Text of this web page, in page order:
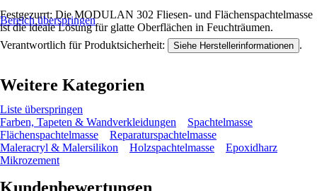
Festgezurrt: Die MODULAN 302 Fliesen- und Flächenspachtelmasse
ist die ideale Lösung für glatte Oberflächen in Feuchträumen.
Bereich überspringen
Verantwortlich für Produktsicherheit: Siehe Herstellerinformationen .
Weitere Kategorien
Liste überspringen
Farben, Tapeten & Wandverkleidungen
Spachtelmasse
Flächenspachtelmasse
Reparaturspachtelmasse
Maleracryl & Malersilikon
Holzspachtelmasse
Epoxidharz
Mikrozement